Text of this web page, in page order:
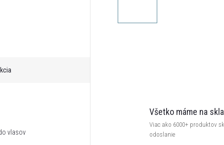
vlasov
Všetko máme na
Viac ako 6000+ produktov
odoslanie